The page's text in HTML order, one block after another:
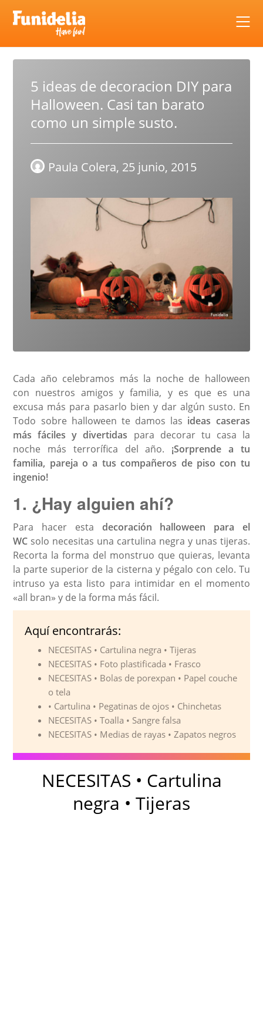
5 ideas de decoracion DIY para
Halloween. Casi tan barato
como un simple susto.
Paula Colera, 25 junio, 2015
Cada año celebramos más la noche de halloween
con nuestros amigos y familia, y es que es una
excusa más para pasarlo bien y dar algún susto. En
Todo sobre halloween te damos las ideas caseras
más fáciles y divertidas para decorar tu casa la
noche más terrorífica del año. ¡Sorprende a tu
familia, pareja o a tus compañeros de piso con tu
ingenio!
1. ¿Hay alguien ahí?
Para hacer esta decoración halloween para el
WC solo necesitas una cartulina negra y unas tijeras.
Recorta la forma del monstruo que quieras, levanta
la parte superior de la cisterna y pégalo con celo. Tu
intruso ya esta listo para intimidar en el momento
«all bran» y de la forma más fácil.
Aquí encontrarás:
NECESITAS • Cartulina negra • Tijeras
NECESITAS • Foto plastificada • Frasco
NECESITAS • Bolas de porexpan • Papel couche
o tela
• Cartulina • Pegatinas de ojos • Chinchetas
NECESITAS • Toalla • Sangre falsa
NECESITAS • Medias de rayas • Zapatos negros
NECESITAS • Cartulina
negra • Tijeras